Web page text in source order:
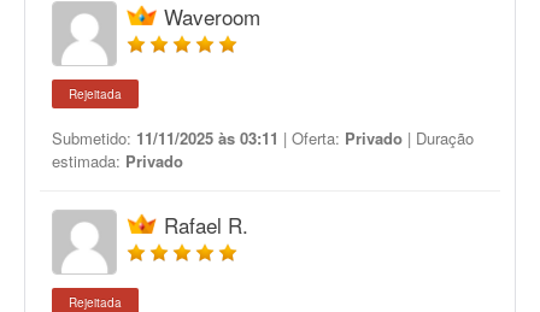
Waveroom
Rejeitada
Submetido: 11/11/2025 às 03:11 | Oferta: Privado | Duração
estimada: Privado
Rafael R.
Rejeitada